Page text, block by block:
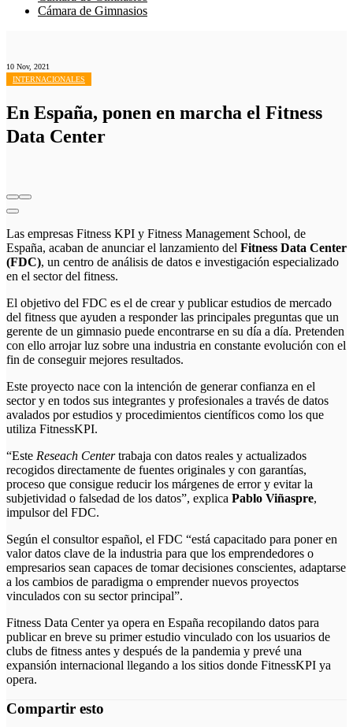
Cámara de Gimnasios
10 Nov, 2021
INTERNACIONALES
En España, ponen en marcha el Fitness
Data Center
Las empresas Fitness KPI y Fitness Management School, de
España, acaban de anunciar el lanzamiento del Fitness Data Center
(FDC), un centro de análisis de datos e investigación especializado
en el sector del fitness.
El objetivo del FDC es el de crear y publicar estudios de mercado
del fitness que ayuden a responder las principales preguntas que un
gerente de un gimnasio puede encontrarse en su día a día. Pretenden
con ello arrojar luz sobre una industria en constante evolución con el
fin de conseguir mejores resultados.
Este proyecto nace con la intención de generar confianza en el
sector y en todos sus integrantes y profesionales a través de datos
avalados por estudios y procedimientos científicos como los que
utiliza FitnessKPI.
“Este Reseach Centertrabaja con datos reales y actualizados
recogidos directamente de fuentes originales y con garantías,
proceso que consigue reducir los márgenes de error y evitar la
subjetividad o falsedad de los datos”, explica Pablo Viñaspre,
impulsor del FDC.
Según el consultor español, el FDC “está capacitado para poner en
valor datos clave de la industria para que los emprendedores o
empresarios sean capaces de tomar decisiones conscientes, adaptarse
a los cambios de paradigma o emprender nuevos proyectos
vinculados con su sector principal”.
Fitness Data Center ya opera en España recopilando datos para
publicar en breve su primer estudio vinculado con los usuarios de
clubs de fitness antes y después de la pandemia y prevé una
expansión internacional llegando a los sitios donde FitnessKPI ya
opera.
Compartir esto